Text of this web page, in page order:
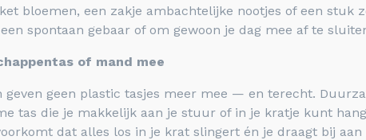
bloemen, een zakje ambachtelijke nootjes of een
spontaan gebaar of om gewoon je dag mee af te
of mand mee
geen plastic tasjes meer mee — en terecht.
tas die je makkelijk aan je stuur of in je kratje kunt
dat alles los in je krat slingert én je draagt bij